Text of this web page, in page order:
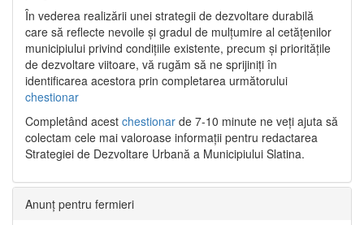
În vederea realizării unei strategii de dezvoltare durabilă
care să reflecte nevoile și gradul de mulțumire al cetățenilor
municipiului privind condițiile existente, precum și prioritățile
de dezvoltare viitoare, vă rugăm să ne sprijiniți în
identificarea acestora prin completarea următorului
chestionar
Completând acest chestionar de 7-10 minute ne veți ajuta să
colectam cele mai valoroase informații pentru redactarea
Strategiei de Dezvoltare Urbană a Municipiului Slatina.
Anunț pentru fermieri